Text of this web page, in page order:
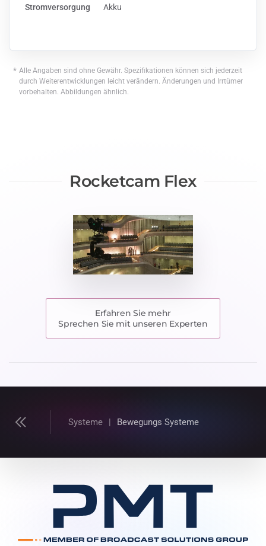
Stromversorgung
Akku
* Alle Angaben sind ohne Gewähr. Spezifikationen können sich jederzeit
durch Weiterentwicklungen leicht verändern. Änderungen und Irrtümer
vorbehalten. Abbildungen ähnlich.
Rocketcam Flex
Erfahren Sie mehr
Sprechen Sie mit unseren Experten
Systeme Bewegungs Systeme